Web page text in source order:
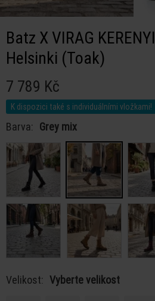
Batz X VIRAG KERENYI
Helsinki (Toak)
7 789 Kč
K dispozici také s individuálními vložkami!
Barva: Grey mix
Velikost: Vyberte velikost